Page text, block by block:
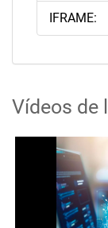
IFRAME:
Vídeos de